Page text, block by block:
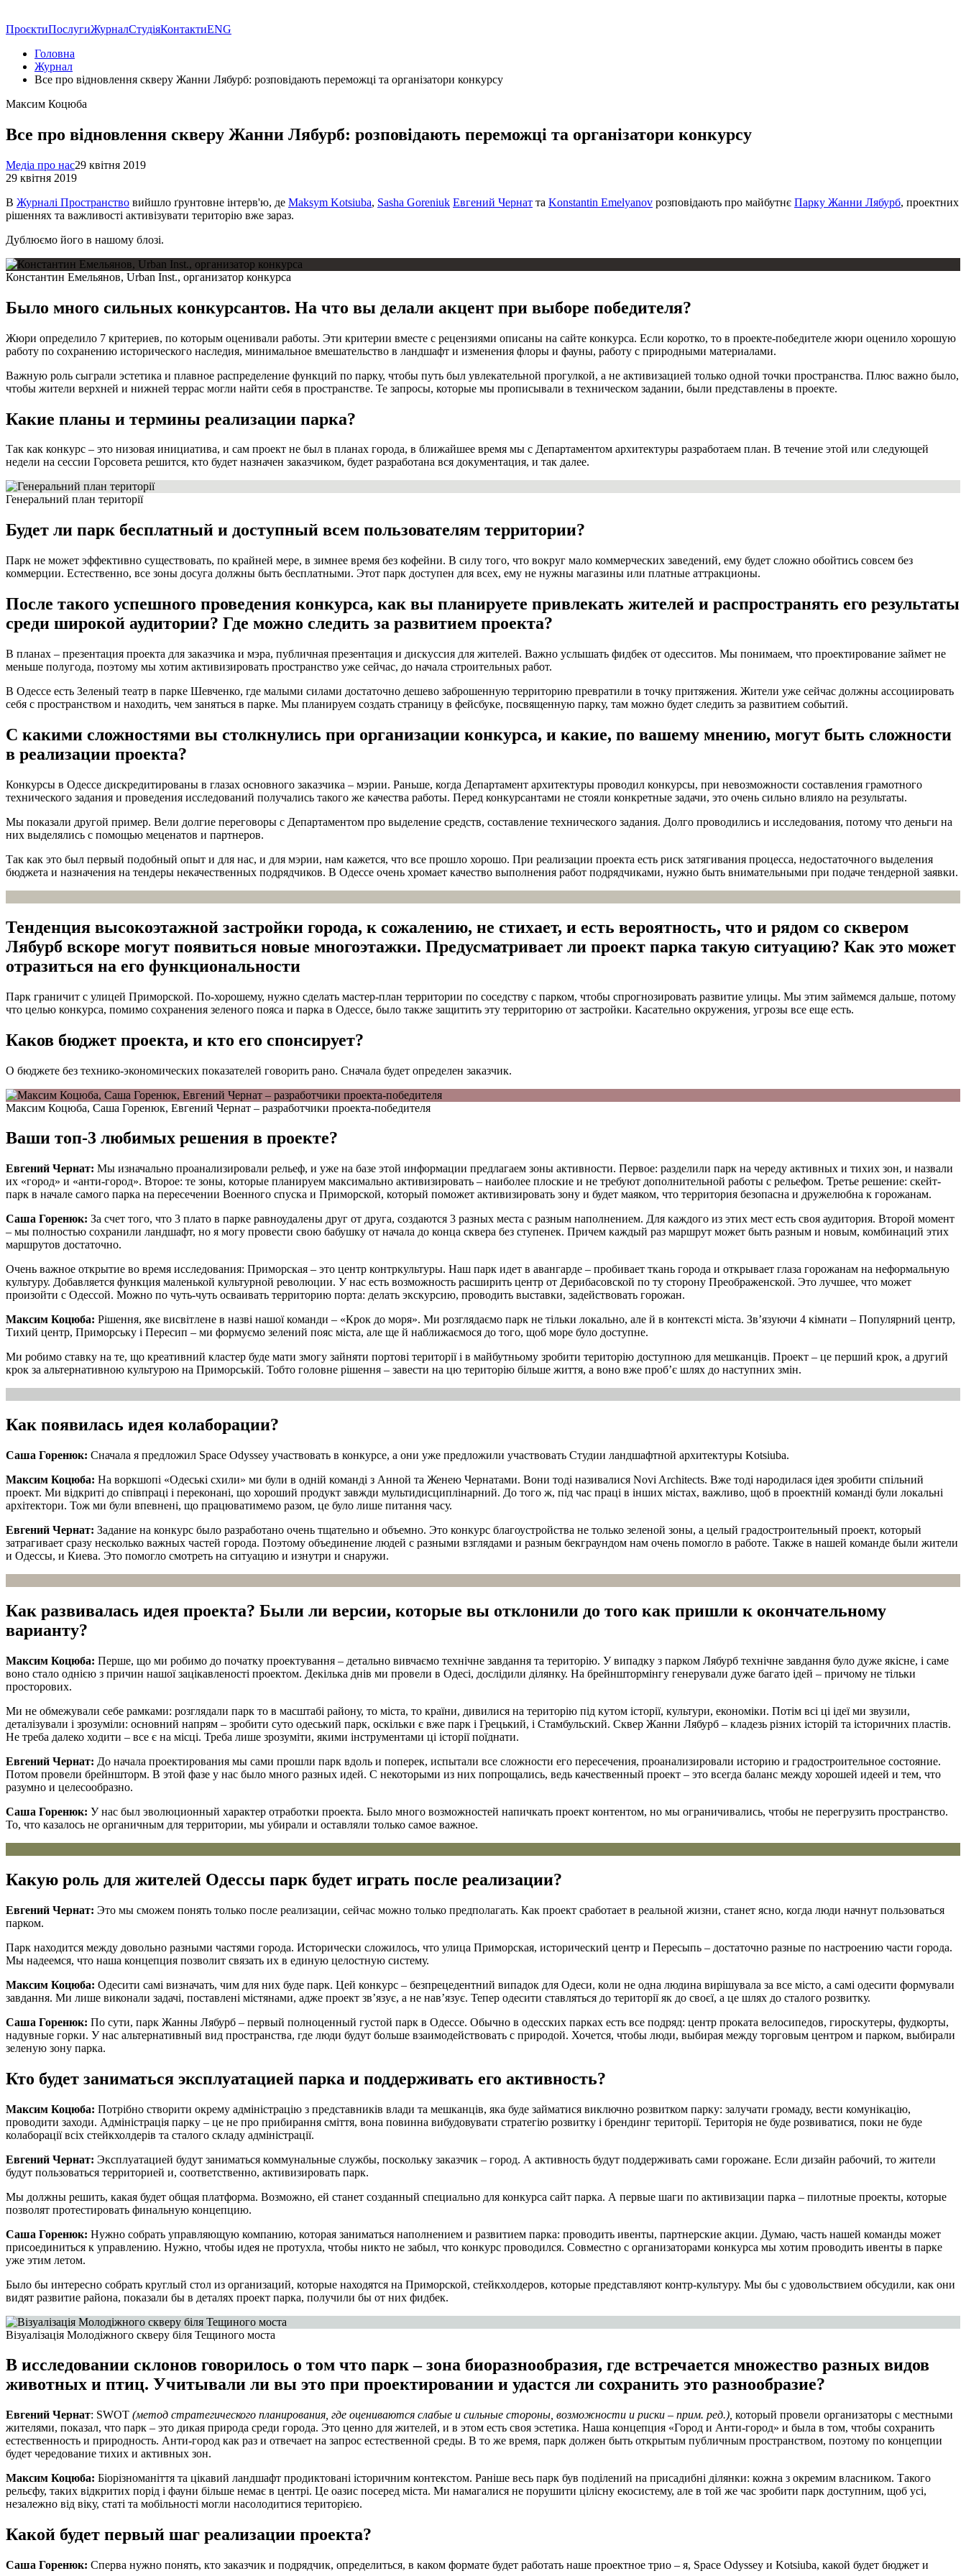
ПроєктиПослугиЖурналСтудіяКонтактиENG
Головна
Журнал
Все про відновлення скверу Жанни Лябурб: розповідають переможці та організатори конкурсу
Максим Коцюба
Все про відновлення скверу Жанни Лябурб: розповідають переможці та організатори конкурсу
Медіа про нас29 квітня 2019
29 квітня 2019
В Журналі Пространство вийшло ґрунтовне інтерв'ю, де Maksym Kotsiuba, Sasha Goreniuk Евгений Чернат та Konstantin Emelyanov розповідають про майбутнє Парку Жанни Лябурб, проектних
рішеннях та важливості активізувати територію вже зараз.
Дублюємо його в нашому блозі.
Константин Емельянов, Urban Inst., организатор конкурса
Было много сильных конкурсантов. На что вы делали акцент при выборе победителя?
Жюри определило 7 критериев, по которым оценивали работы. Эти критерии вместе с рецензиями описаны на сайте конкурса. Если коротко, то в проекте-победителе жюри оценило хорошую
работу по сохранению исторического наследия, минимальное вмешательство в ландшафт и изменения флоры и фауны, работу с природными материалами.
Важную роль сыграли эстетика и плавное распределение функций по парку, чтобы путь был увлекательной прогулкой, а не активизацией только одной точки пространства. Плюс важно было,
чтобы жители верхней и нижней террас могли найти себя в пространстве. Те запросы, которые мы прописывали в техническом задании, были представлены в проекте.
Какие планы и термины реализации парка?
Так как конкурс – это низовая инициатива, и сам проект не был в планах города, в ближайшее время мы с Департаментом архитектуры разработаем план. В течение этой или следующей
недели на сессии Горсовета решится, кто будет назначен заказчиком, будет разработана вся документация, и так далее.
Генеральний план території
Будет ли парк бесплатный и доступный всем пользователям территории?
Парк не может эффективно существовать, по крайней мере, в зимнее время без кофейни. В силу того, что вокруг мало коммерческих заведений, ему будет сложно обойтись совсем без
коммерции. Естественно, все зоны досуга должны быть бесплатными. Этот парк доступен для всех, ему не нужны магазины или платные аттракционы.
После такого успешного проведения конкурса, как вы планируете привлекать жителей и распространять его результаты
среди широкой аудитории? Где можно следить за развитием проекта?
В планах – презентация проекта для заказчика и мэра, публичная презентация и дискуссия для жителей. Важно услышать фидбек от одесситов. Мы понимаем, что проектирование займет не
меньше полугода, поэтому мы хотим активизировать пространство уже сейчас, до начала строительных работ.
В Одессе есть Зеленый театр в парке Шевченко, где малыми силами достаточно дешево заброшенную территорию превратили в точку притяжения. Жители уже сейчас должны ассоциировать
себя с пространством и находить, чем заняться в парке. Мы планируем создать страницу в фейсбуке, посвященную парку, там можно будет следить за развитием событий.
С какими сложностями вы столкнулись при организации конкурса, и какие, по вашему мнению, могут быть сложности
в реализации проекта?
Конкурсы в Одессе дискредитированы в глазах основного заказчика – мэрии. Раньше, когда Департамент архитектуры проводил конкурсы, при невозможности составления грамотного
технического задания и проведения исследований получались такого же качества работы. Перед конкурсантами не стояли конкретные задачи, это очень сильно влияло на результаты.
Мы показали другой пример. Вели долгие переговоры с Департаментом про выделение средств, составление технического задания. Долго проводились и исследования, потому что деньги на
них выделялись с помощью меценатов и партнеров.
Так как это был первый подобный опыт и для нас, и для мэрии, нам кажется, что все прошло хорошо. При реализации проекта есть риск затягивания процесса, недостаточного выделения
бюджета и назначения на тендеры некачественных подрядчиков. В Одессе очень хромает качество выполнения работ подрядчиками, нужно быть внимательными при подаче тендерной заявки.
Тенденция высокоэтажной застройки города, к сожалению, не стихает, и есть вероятность, что и рядом со сквером
Лябурб вскоре могут появиться новые многоэтажки. Предусматривает ли проект парка такую ситуацию? Как это может
отразиться на его функциональности
Парк граничит с улицей Приморской. По-хорошему, нужно сделать мастер-план территории по соседству с парком, чтобы спрогнозировать развитие улицы. Мы этим займемся дальше, потому
что целью конкурса, помимо сохранения зеленого пояса и парка в Одессе, было также защитить эту территорию от застройки. Касательно окружения, угрозы все еще есть.
Каков бюджет проекта, и кто его спонсирует?
О бюджете без технико-экономических показателей говорить рано. Сначала будет определен заказчик.
Максим Коцюба, Саша Горенюк, Евгений Чернат – разработчики проекта-победителя
Ваши топ-3 любимых решения в проекте?
Евгений Чернат: Мы изначально проанализировали рельеф, и уже на базе этой информации предлагаем зоны активности. Первое: разделили парк на череду активных и тихих зон, и назвали
их «город» и «анти-город». Второе: те зоны, которые планируем максимально активизировать – наиболее плоские и не требуют дополнительной работы с рельефом. Третье решение: скейт-
парк в начале самого парка на пересечении Военного спуска и Приморской, который поможет активизировать зону и будет маяком, что территория безопасна и дружелюбна к горожанам.
Саша Горенюк: За счет того, что 3 плато в парке равноудалены друг от друга, создаются 3 разных места с разным наполнением. Для каждого из этих мест есть своя аудитория. Второй момент
– мы полностью сохранили ландшафт, но я могу провести свою бабушку от начала до конца сквера без ступенек. Причем каждый раз маршрут может быть разным и новым, комбинаций этих
маршрутов достаточно.
Очень важное открытие во время исследования: Приморская – это центр контркультуры. Наш парк идет в авангарде – пробивает ткань города и открывает глаза горожанам на неформальную
культуру. Добавляется функция маленькой культурной революции. У нас есть возможность расширить центр от Дерибасовской по ту сторону Преображенской. Это лучшее, что может
произойти с Одессой. Можно по чуть-чуть осваивать территорию порта: делать экскурсию, проводить выставки, задействовать горожан.
Максим Коцюба: Рішення, яке висвітлене в назві нашої команди – «Крок до моря». Ми розглядаємо парк не тільки локально, але й в контексті міста. Зв’язуючи 4 кімнати – Популярний центр,
Тихий центр, Приморську і Пересип – ми формуємо зелений пояс міста, але ще й наближаємося до того, щоб море було доступне.
Ми робимо ставку на те, що креативний кластер буде мати змогу зайняти портові території і в майбутньому зробити територію доступною для мешканців. Проект – це перший крок, а другий
крок за альтернативною культурою на Приморській. Тобто головне рішення – завести на цю територію більше життя, а воно вже проб’є шлях до наступних змін.
Как появилась идея колаборации?
Саша Горенюк: Сначала я предложил Space Odyssey участвовать в конкурсе, а они уже предложили участвовать Студии ландшафтной архитектуры Kotsiuba.
Максим Коцюба: На воркшопі «Одеські схили» ми були в одній команді з Анной та Женею Чернатами. Вони тоді називалися Novi Architects. Вже тоді народилася ідея зробити спільний
проект. Ми відкриті до співпраці і переконані, що хороший продукт завжди мультидисциплінарний. До того ж, під час праці в інших містах, важливо, щоб в проектній команді були локальні
архітектори. Тож ми були впевнені, що працюватимемо разом, це було лише питання часу.
Евгений Чернат: Задание на конкурс было разработано очень тщательно и объемно. Это конкурс благоустройства не только зеленой зоны, а целый градостроительный проект, который
затрагивает сразу несколько важных частей города. Поэтому объединение людей с разными взглядами и разным бекграундом нам очень помогло в работе. Также в нашей команде были жители
и Одессы, и Киева. Это помогло смотреть на ситуацию и изнутри и снаружи.
Как развивалась идея проекта? Были ли версии, которые вы отклонили до того как пришли к окончательному
варианту?
Максим Коцюба: Перше, що ми робимо до початку проектування – детально вивчаємо технічне завдання та територію. У випадку з парком Лябурб технічне завдання було дуже якісне, і саме
воно стало однією з причин нашої зацікавленості проектом. Декілька днів ми провели в Одесі, дослідили ділянку. На брейнштормінгу генерували дуже багато ідей – причому не тільки
просторових.
Ми не обмежували себе рамками: розглядали парк то в масштабі району, то міста, то країни, дивилися на територію під кутом історії, культури, економіки. Потім всі ці ідеї ми звузили,
деталізували і зрозуміли: основний напрям – зробити суто одеський парк, оскільки є вже парк і Грецький, і Стамбульский. Сквер Жанни Лябурб – кладезь різних історій та історичних пластів.
Не треба далеко ходити – все є на місці. Треба лише зрозуміти, якими інструментами ці історії поїднати.
Евгений Чернат: До начала проектирования мы сами прошли парк вдоль и поперек, испытали все сложности его пересечения, проанализировали историю и градостроительное состояние.
Потом провели брейншторм. В этой фазе у нас было много разных идей. С некоторыми из них попрощались, ведь качественный проект – это всегда баланс между хорошей идеей и тем, что
разумно и целесообразно.
Саша Горенюк: У нас был эволюционный характер отработки проекта. Было много возможностей напичкать проект контентом, но мы ограничивались, чтобы не перегрузить пространство.
То, что казалось не органичным для территории, мы убирали и оставляли только самое важное.
Какую роль для жителей Одессы парк будет играть после реализации?
Евгений Чернат: Это мы сможем понять только после реализации, сейчас можно только предполагать. Как проект сработает в реальной жизни, станет ясно, когда люди начнут пользоваться
парком.
Парк находится между довольно разными частями города. Исторически сложилось, что улица Приморская, исторический центр и Пересыпь – достаточно разные по настроению части города.
Мы надеемся, что наша концепция позволит связать их в единую целостную систему.
Максим Коцюба: Одесити самі визначать, чим для них буде парк. Цей конкурс – безпрецедентний випадок для Одеси, коли не одна людина вирішувала за все місто, а самі одесити формували
завдання. Ми лише виконали задачі, поставлені містянами, адже проект зв’язує, а не нав’язує. Тепер одесити ставляться до території як до своєї, а це шлях до сталого розвитку.
Саша Горенюк: По сути, парк Жанны Лябурб – первый полноценный густой парк в Одессе. Обычно в одесских парках есть все подряд: центр проката велосипедов, гироскутеры, фудкорты,
надувные горки. У нас альтернативный вид пространства, где люди будут больше взаимодействовать с природой. Хочется, чтобы люди, выбирая между торговым центром и парком, выбирали
зеленую зону парка.
Кто будет заниматься эксплуатацией парка и поддерживать его активность?
Максим Коцюба: Потрібно створити окрему адміністрацію з представників влади та мешканців, яка буде займатися виключно розвитком парку: залучати громаду, вести комунікацію,
проводити заходи. Адміністрація парку – це не про прибирання сміття, вона повинна вибудовувати стратегію розвитку і брендинг території. Територія не буде розвиватися, поки не буде
колаборації всіх стейкхолдерів та сталого складу адміністрації.
Евгений Чернат: Эксплуатацией будут заниматься коммунальные службы, поскольку заказчик – город. А активность будут поддерживать сами горожане. Если дизайн рабочий, то жители
будут пользоваться территорией и, соответственно, активизировать парк.
Мы должны решить, какая будет общая платформа. Возможно, ей станет созданный специально для конкурса сайт парка. А первые шаги по активизации парка – пилотные проекты, которые
позволят протестировать финальную концепцию.
Саша Горенюк: Нужно собрать управляющую компанию, которая заниматься наполнением и развитием парка: проводить ивенты, партнерские акции. Думаю, часть нашей команды может
присоединиться к управлению. Нужно, чтобы идея не протухла, чтобы никто не забыл, что конкурс проводился. Совместно с организаторами конкурса мы хотим проводить ивенты в парке
уже этим летом.
Было бы интересно собрать круглый стол из организаций, которые находятся на Приморской, стейкхолдеров, которые представляют контр-культуру. Мы бы с удовольствием обсудили, как они
видят развитие района, показали бы в деталях проект парка, получили бы от них фидбек.
Візуалізація Молодіжного скверу біля Тещиного моста
В исследовании склонов говорилось о том что парк – зона биоразнообразия, где встречается множество разных видов
животных и птиц. Учитывали ли вы это при проектировании и удастся ли сохранить это разнообразие?
Евгений Чернат: SWOT (метод стратегического планирования, где оцениваются слабые и сильные стороны, возможности и риски – прим. ред.), который провели организаторы с местными
жителями, показал, что парк – это дикая природа среди города. Это ценно для жителей, и в этом есть своя эстетика. Наша концепция «Город и Анти-город» и была в том, чтобы сохранить
естественность и природность. Анти-город как раз и отвечает на запрос естественной среды. В то же время, парк должен быть открытым публичным пространством, поэтому по концепции
будет чередование тихих и активных зон.
Максим Коцюба: Біорізноманіття та цікавий ландшафт продиктовані історичним контекстом. Раніше весь парк був поділений на присадибні ділянки: кожна з окремим власником. Такого
рельєфу, таких відкритих порід і фауни більше немає в центрі. Це оазис посеред міста. Ми намагалися не порушити цілісну екосистему, але в той же час зробити парк доступним, щоб усі,
незалежно від віку, статі та мобільності могли насолодитися територією.
Какой будет первый шаг реализации проекта?
Саша Горенюк: Сперва нужно понять, кто заказчик и подрядчик, определиться, в каком формате будет работать наше проектное трио – я, Space Odyssey и Kotsiuba, какой будет бюджет и